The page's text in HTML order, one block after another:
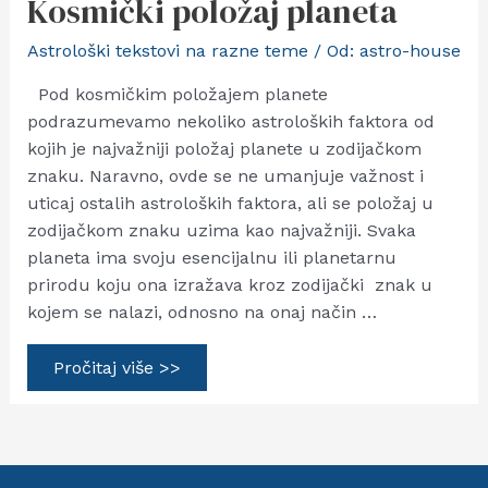
Kosmički položaj planeta
Astrološki tekstovi na razne teme / Od: astro-house
Pod kosmičkim položajem planete
podrazumevamo nekoliko astroloških faktora od
kojih je najvažniji položaj planete u zodijačkom
znaku. Naravno, ovde se ne umanjuje važnost i
uticaj ostalih astroloških faktora, ali se položaj u
zodijačkom znaku uzima kao najvažniji. Svaka
planeta ima svoju esencijalnu ili planetarnu
prirodu koju ona izražava kroz zodijački znak u
kojem se nalazi, odnosno na onaj način …
Kosmički
položaj
planeta
Pročitaj više >>